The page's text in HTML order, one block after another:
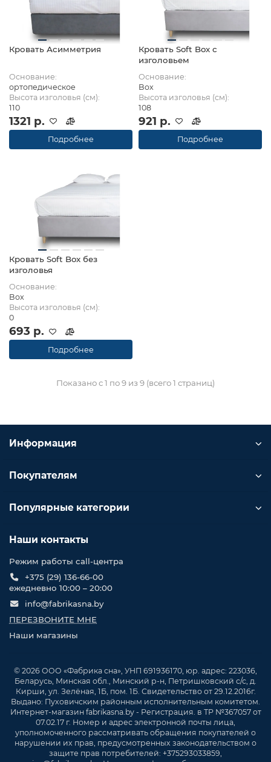
Кровать Асимметрия
Основание:
ортопедическое
Высота изголовья (см):
110
1321 р.
Подробнее
Кровать Soft Box с
изголовьем
Основание:
Box
Высота изголовья (см):
108
921 р.
Подробнее
Кровать Soft Box без
изголовья
Основание:
Box
Высота изголовья (см):
0
693 р.
Подробнее
Показано с 1 по 9 из 9 (всего 1 страниц)
Информация
Покупателям
Популярные категории
Наши контакты
Режим работы call-центра
+375 (29) 136-66-00
ежедневно 10:00 – 20:00
info@fabrikasna.by
ПЕРЕЗВОНИТЕ МНЕ
Наши магазины
© 2026 ООО «Фабрика сна», УНП 691936170, юр. адрес: 223036,
Беларусь, Минская обл., Минский р-н, Петришковский с/с, д.
Кирши, ул. Зелёная, 1Б, пом. 1Б. Свидетельство от 29.12.2016г.
Выдано: Пуховичским районным исполнительным комитетом.
Интернет-магазин fabrikasna.by - Регистрация. в ТР №367057 от
07.02.17 г. Номер и адрес электронной почты лица,
уполномоченного рассматривать обращения покупателей о
нарушении их прав, предусмотренных законодательством о
защите прав потребителей: +375293033859,